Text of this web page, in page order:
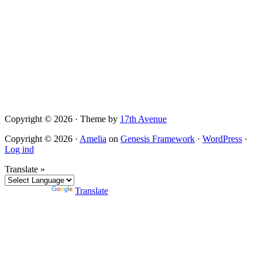
Copyright © 2026 · Theme by 17th Avenue
Copyright © 2026 · Amelia on Genesis Framework · WordPress ·
Log ind
Translate »
Translate